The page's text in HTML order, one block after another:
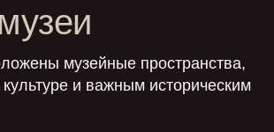
музейные пространства,
и важным историческим